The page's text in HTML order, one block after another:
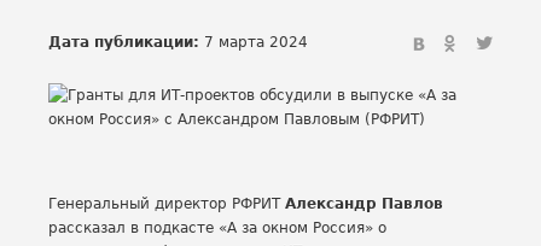
Дата публикации: 7 марта 2024
Генеральный директор РФРИТ Александр Павлов
рассказал в подкасте «А за окном Россия» о